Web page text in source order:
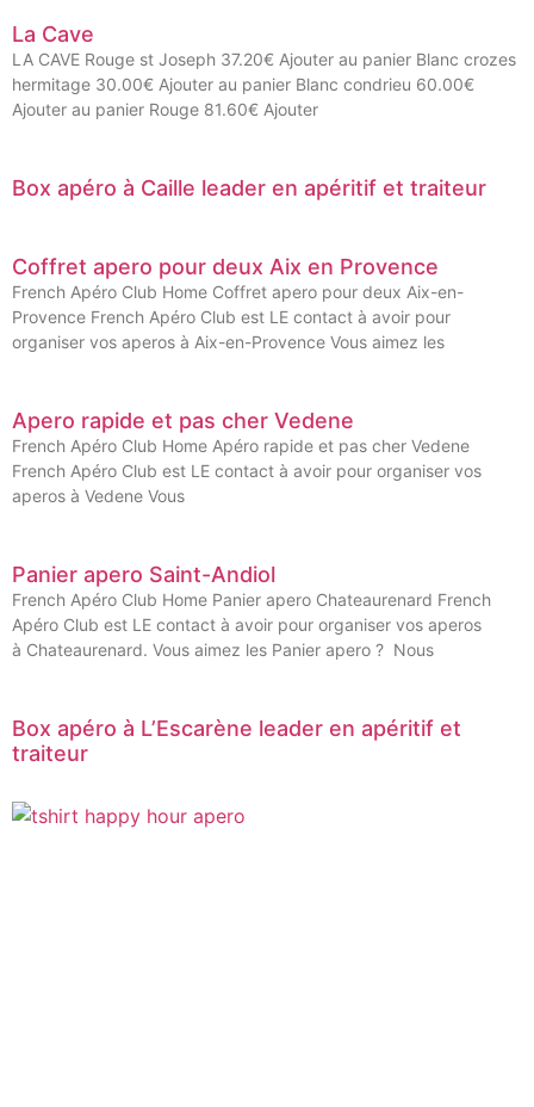
La Cave
LA CAVE Rouge st Joseph 37.20€ Ajouter au panier Blanc crozes
hermitage 30.00€ Ajouter au panier Blanc condrieu 60.00€
Ajouter au panier Rouge 81.60€ Ajouter
Box apéro à Caille leader en apéritif et traiteur
Coffret apero pour deux Aix en Provence
French Apéro Club Home Coffret apero pour deux Aix-en-
Provence French Apéro Club est LE contact à avoir pour
organiser vos aperos à Aix-en-Provence Vous aimez les
Apero rapide et pas cher Vedene
French Apéro Club Home Apéro rapide et pas cher Vedene
French Apéro Club est LE contact à avoir pour organiser vos
aperos à Vedene Vous
Panier apero Saint-Andiol
French Apéro Club Home Panier apero Chateaurenard French
Apéro Club est LE contact à avoir pour organiser vos aperos
à Chateaurenard. Vous aimez les Panier apero ? Nous
Box apéro à L’Escarène leader en apéritif et
traiteur